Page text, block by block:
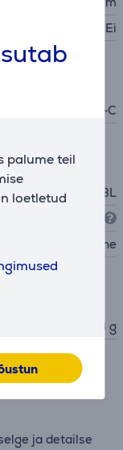
palume teil
loetletud
Ei
USB-C
JBL
sinine
14,3 g
ja detailse